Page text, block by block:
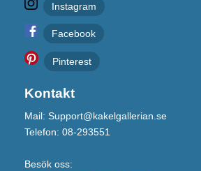
Instagram
Facebook
Pinterest
Kontakt
Mail: Support@kakelgallerian.se
Telefon: 08-293551
Besök oss: